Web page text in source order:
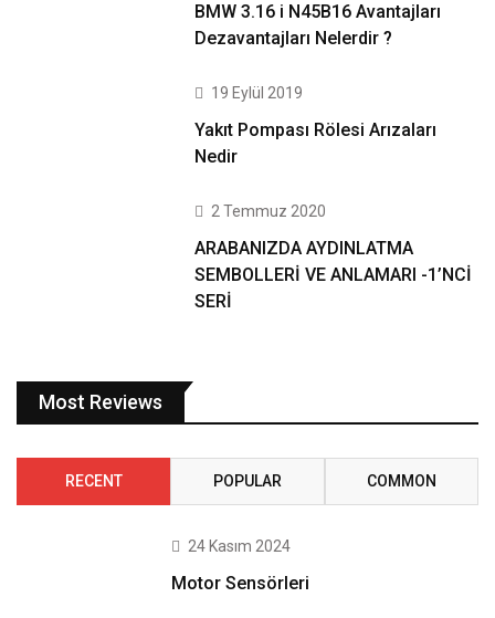
BMW 3.16 i N45B16 Avantajları
Dezavantajları Nelerdir ?
19 Eylül 2019
Yakıt Pompası Rölesi Arızaları
Nedir
2 Temmuz 2020
ARABANIZDA AYDINLATMA
SEMBOLLERİ VE ANLAMARI -1’NCİ
SERİ
Most Reviews
RECENT POPULAR COMMON
24 Kasım 2024
Motor Sensörleri